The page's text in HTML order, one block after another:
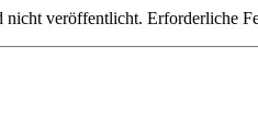
nicht veröffentlicht. Erforderliche